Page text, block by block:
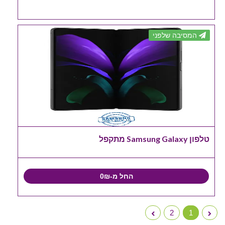
המסיבה שלפני
טלפון Samsung Galaxy מתקפל
החל מ-0₪
1
2